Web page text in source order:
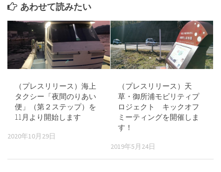
あわせて読みたい
（プレスリリース）海上
タクシー「夜間のりあい
便」（第２ステップ）を
11月より開始します
2020年10月29日
（プレスリリース）天
草・御所浦モビリティプ
ロジェクト キックオフ
ミーティングを開催しま
す！
2019年5月24日